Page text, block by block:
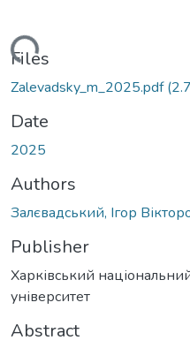
Files
Zalevadsky_m_2025.pdf
Date
2025
Authors
Залєвадський, Ігор
Publisher
Харківський
університет
Abstract